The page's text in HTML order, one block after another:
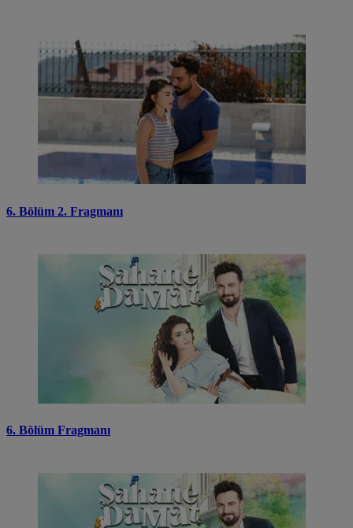
6. Bölüm 2. Fragmanı
6. Bölüm Fragmanı